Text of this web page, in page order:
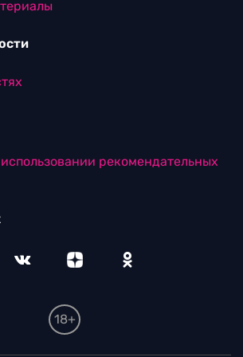
рекомендательных
18+